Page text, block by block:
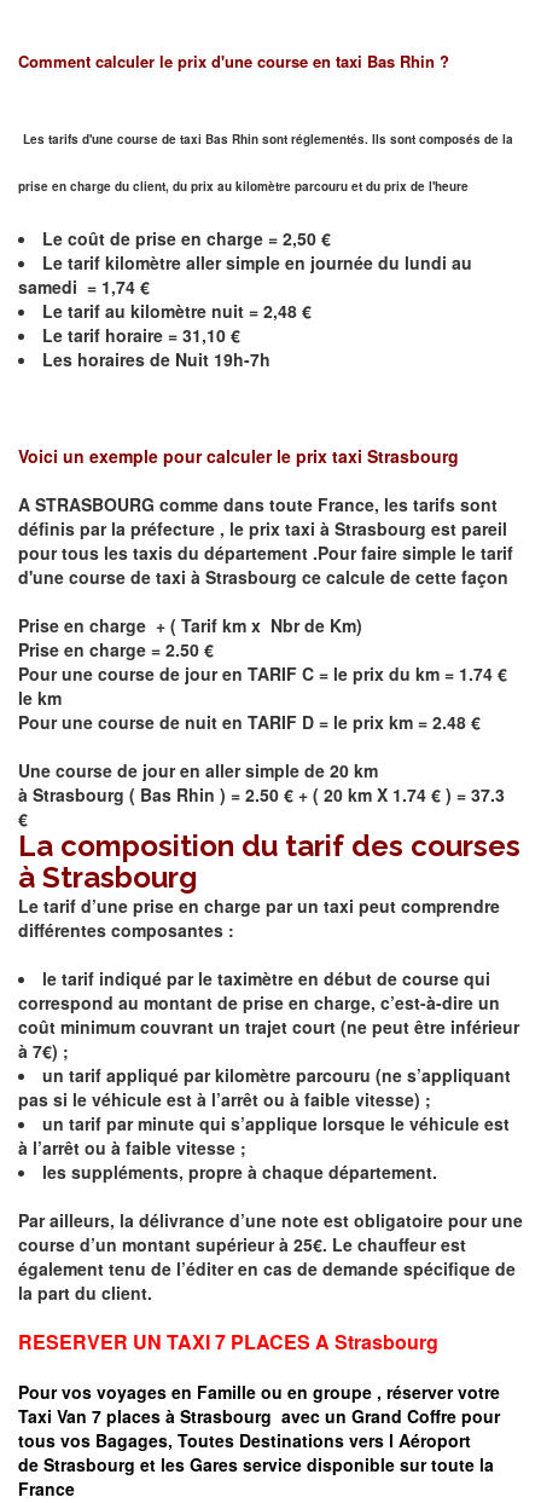
Comment calculer le prix d'une course en taxi Bas Rhin ?
Les tarifs d'une course de taxi Bas Rhin sont réglementés. Ils sont composés de la
prise en charge du client, du prix au kilomètre parcouru et du prix de l'heure
Le coût de prise en charge = 2,50 €
Le tarif kilomètre aller simple en journée du lundi au
samedi = 1,74 €
Le tarif au kilomètre nuit = 2,48 €
Le tarif horaire = 31,10 €
Les horaires de Nuit 19h-7h
Voici un exemple pour calculer le prix taxi Strasbourg
A STRASBOURG comme dans toute France, les tarifs sont
définis par la préfecture , le prix taxi à Strasbourg est pareil
pour tous les taxis du département .Pour faire simple le tarif
d'une course de taxi à Strasbourg ce calcule de cette façon
Prise en charge + ( Tarif km x Nbr de Km)
Prise en charge = 2.50 €
Pour une course de jour en TARIF C = le prix du km = 1.74 €
le km
Pour une course de nuit en TARIF D = le prix km = 2.48 €
Une course de jour en aller simple de 20 km
à Strasbourg ( Bas Rhin ) = 2.50 € + ( 20 km X 1.74 € ) = 37.3
€
La composition du tarif des courses
à Strasbourg
Le tarif d’une prise en charge par un taxi peut comprendre
différentes composantes :
le tarif indiqué par le taximètre en début de course qui
correspond au montant de prise en charge, c’est-à-dire un
coût minimum couvrant un trajet court (ne peut être inférieur
à 7€) ;
un tarif appliqué par kilomètre parcouru (ne s’appliquant
pas si le véhicule est à l’arrêt ou à faible vitesse) ;
un tarif par minute qui s’applique lorsque le véhicule est
à l’arrêt ou à faible vitesse ;
les suppléments, propre à chaque département.
Par ailleurs, la délivrance d’une note est obligatoire pour une
course d’un montant supérieur à 25€. Le chauffeur est
également tenu de l’éditer en cas de demande spécifique de
la part du client.
RESERVER UN TAXI 7 PLACES A Strasbourg
Pour vos voyages en Famille ou en groupe , réserver votre
Taxi Van 7 places à Strasbourg avec un Grand Coffre pour
tous vos Bagages, Toutes Destinations vers l Aéroport
de Strasbourg et les Gares service disponible sur toute la
France